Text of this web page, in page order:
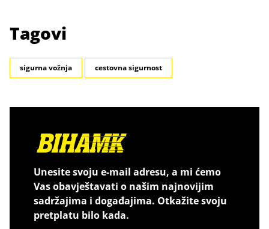
Tagovi
sigurna vožnja cestovna sigurnost
Unesite svoju e-mail adresu, a mi ćemo
Vas obavještavati o našim najnovijim
sadržajima i događajima. Otkažite svoju
pretplatu bilo kada.